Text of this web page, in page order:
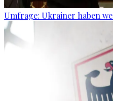
Umfrage: Ukrainer haben